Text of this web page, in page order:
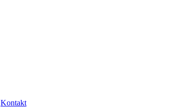
Kontakt